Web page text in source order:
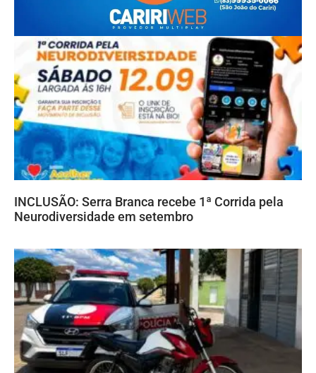
INCLUSÃO: Serra Branca recebe 1ª Corrida pela
Neurodiversidade em setembro